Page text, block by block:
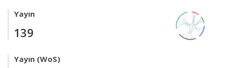
Yayın
139
Yayın (WoS)